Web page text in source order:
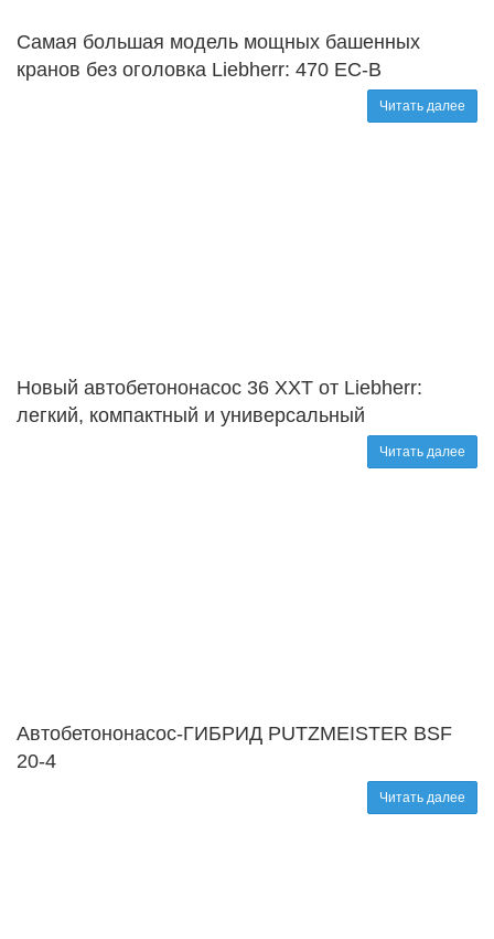
Самая большая модель мощных башенных
кранов без оголовка Liebherr: 470 EC-B
Читать далее
Новый автобетононасос 36 XXT от Liebherr:
легкий, компактный и универсальный
Читать далее
Автобетононасос-ГИБРИД PUTZMEISTER BSF
20-4
Читать далее